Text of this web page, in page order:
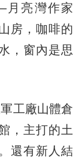
月亮灣作家
房，咖啡的
，窗內是思
工廠山體倉
，主打的土
還有新人結